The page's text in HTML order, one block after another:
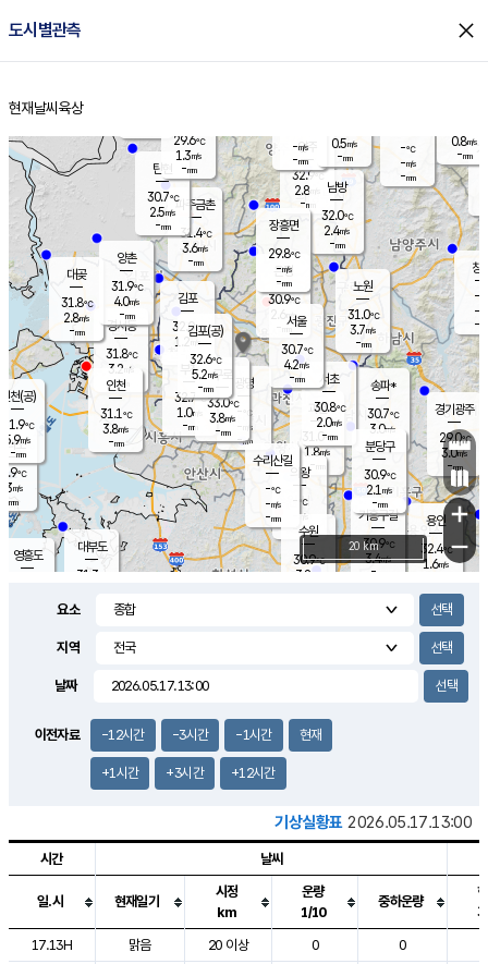
도시별관측 close
홈
현재날씨 육상
의도
℃
m/s
mm
영흥도
양주
32.9℃
2.8
-mm
과천
31.0℃
1.8m/s
- mm
용인
32.4℃
1.6m/s
경기광주
29.0℃
3.0m/s
-mm
3.0m/s
대부도
31.3
경서동
31.8℃
3.2 m/s
-mm
파주금촌
31.4℃
3.6m/s
-mm
-℃
-m/s
-mm
대곶
31.8℃
2.8m/s
-mm
창
-
-m/
-
탄현
30.7℃
2.5m/s
-mm
0.8m/s
-mm
의왕
- ℃
m/s
mm
김포
32.0℃
1.2 m/s
mm
광명
- ℃
-m/s
-mm
부천
32.7℃
1.0m/s
-mm
양촌
31.9℃
4.0m/s
-mm
구로
33.0℃
3.8m/s
-mm
은평
30.9℃
2.6 m/s
- mm
노원
31.0℃
3.7m/s
-mm
송파*
30.7℃
3.0m/s
-mm
서초
30.8℃
2.0m/s
-mm
남방
32.0℃
2.4m/s
-mm
기흥구갈
30.9℃
3.4m/s
-
수리산길
-℃
-m/s
-mm
분당구
30.9℃
2.1 m/s
-mm
장흥면
29.8℃
-m/s
-mm
-m/s
-mm
인천(공)
31.9℃
5.9m/s
-mm
김포(공)
32.6℃
5.2m/s
-mm
수원
30.9℃
3.8 m/s
인천
31.1℃
3.8m/s
-mm
서울
30.7℃
4.2m/s
-mm
29.6℃
1.3m/s
-mm
0.5m/s
-mm
+
−
20 km
요소
지역
날짜
이전자료 -12시간 -3시간 -1시간 현재
+1시간 +3시간 +12시간
기상실황표 2026.05.17.13:00
도시별 기상실황표로 지점, 날씨, 기온, 강수, 바람, 기압등을 안내한 표입
시간 날씨
일.시 현재일기
시정
km
운량
1/10
중하운량
17.13H
맑음 20 이상 0 0